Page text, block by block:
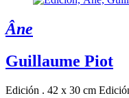
Âne
Guillaume Piot
Edición . 42 x 30 cm